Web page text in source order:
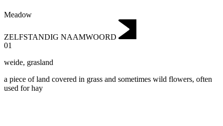
Meadow
ZELFSTANDIG NAAMWOORD
01
weide, grasland
a piece of land covered in grass and sometimes wild flowers, often
used for hay